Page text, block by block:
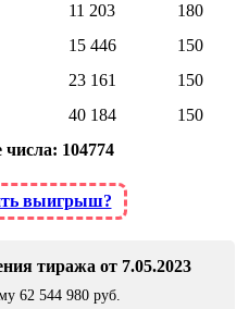
104774
выигрыш?
11 203
180
15 446
150
23 161
150
40 184 150
тиража от 7.05.2023
62 544 980 руб.